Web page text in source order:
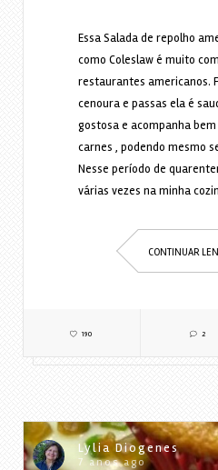
Essa Salada de repolho
como Coleslaw é muito
restaurantes americanos.
cenoura e passas ela é
gostosa e acompanha
carnes , podendo mesmo
Nesse período de
várias vezes na minha
CONTINUAR
190 2
Lylia Diogenes
7 anos ago